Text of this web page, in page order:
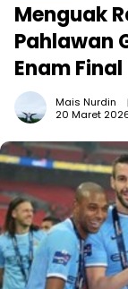
Menguak
Pahlawan
Enam
Mais Nurdin
20 Maret